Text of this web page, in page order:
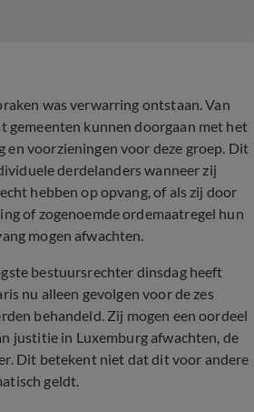
was verwarring ontstaan. Van
gemeenten kunnen doorgaan met het
en voorzieningen voor deze groep. Dit
derdelanders wanneer zij
hebben op opvang, of als zij door
of zogenoemde ordemaatregel hun
mogen afwachten.
bestuursrechter dinsdag heeft
nu alleen gevolgen voor de zes
behandeld. Zij mogen een oordeel
justitie in Luxemburg afwachten, de
Dit betekent niet dat dit voor andere
geldt.